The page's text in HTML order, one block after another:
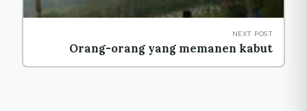
NEXT POST
Orang-orang yang memanen kabut